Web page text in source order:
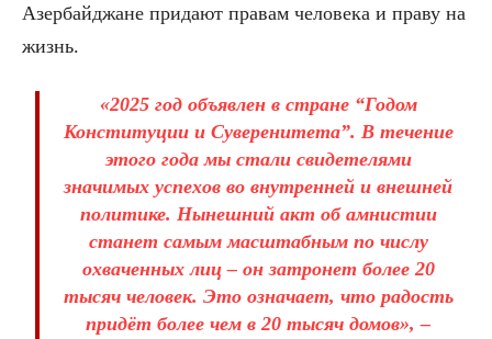
Азербайджане придают правам человека и праву на
жизнь.
«2025 год объявлен в стране “Годом
Конституции и Суверенитета”. В течение
этого года мы стали свидетелями
значимых успехов во внутренней и внешней
политике. Нынешний акт об амнистии
станет самым масштабным по числу
охваченных лиц – он затронет более 20
тысяч человек. Это означает, что радость
придёт более чем в 20 тысяч домов», –